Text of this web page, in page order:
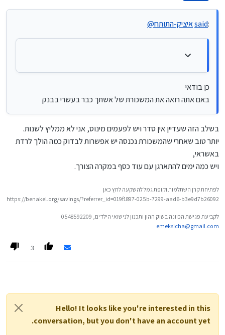
האם עדיף לשנות את האשראי לעשירי?כן בודאי
באם אתה רואה את המשכורת של אשתך כבר בעשרי בבנק
@איציק-התותחsaid:
כן בודאי
באם אתה רואה את המשכורת של אשתך כבר בעשרי בבנק
בשלב הזה שעדיין אין סדר ויש לפעמים מינוס, אני לא ממליץ לשנות.
יותר טוב שאחרי שהמשכורת נכנסה יש אפשרות לבדוק כמה הולך לרדת
באשראי,
ויש כמה ימים להתארגן עם עוד כסף במקרה הצורך.
לפתיחת קרן השתלמות וקופת גמל להשקעה לחץ כאן
https://benakel.org/savings/?referrer_id=019f1897-025b-7299-aad6-b3e9d7b26092
לקביעת פגישת הכוונה בשוק ההון ותכנון לנישואי הילדים, 0548592209
emeksicha@gmail.com
3
Hello! It looks like you're interested in this
conversation, but you don't have an account yet.